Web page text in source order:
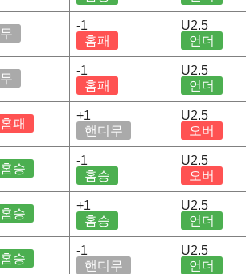
무
-1
홈패
U2.5
언더
무
-1
홈패
U2.5
언더
홈패
+1
핸디무
U2.5
오버
홈승
-1
홈승
U2.5
오버
홈승
+1
홈승
U2.5
언더
홈승
-1
핸디무
U2.5
언더